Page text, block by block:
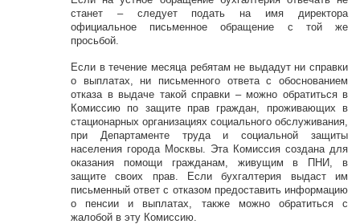
станет – следует подать на имя директора
официальное письменное обращение с той же
просьбой.
Если в течение месяца ребятам не выдадут ни справки
о выплатах, ни письменного ответа с обоснованием
отказа в выдаче такой справки – можно обратиться в
Комиссию по защите прав граждан, проживающих в
стационарных организациях социального обслуживания,
при Департаменте труда и социальной защиты
населения города Москвы. Эта Комиссия создана для
оказания помощи гражданам, живущим в ПНИ, в
защите своих прав. Если бухгалтерия выдаст им
письменный ответ с отказом предоставить информацию
о пенсии и выплатах, также можно обратиться с
жалобой в эту Комиссию.